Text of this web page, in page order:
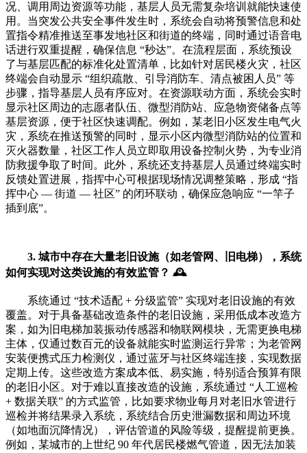
况、调用周边资源等功能，基层人员无需复杂培训就能快速使
用。当突发公共安全事件发生时，系统会自动将预警信息和处
置指令精准推送至事发地社区和街道的终端，同时通过语音电
话进行双重提醒，确保信息 “秒达”。在流程层面，系统预设
了与基层匹配的标准化处置清单，比如针对居民楼火灾，社区
终端会自动显示 “组织疏散、引导消防车、清点被困人员” 等
步骤，指导基层人员有序应对。在资源联动方面，系统会实时
显示社区周边的志愿者队伍、微型消防站、应急物资储备点等
基层资源，便于社区快速调配。例如，某老旧小区发生电气火
灾，系统在推送预警的同时，显示小区内微型消防站的位置和
灭火器数量，社区工作人员立即取用设备控制火势，为专业消
防救援争取了时间。此外，系统还支持基层人员通过终端实时
反馈处置进展，指挥中心可根据现场情况调整策略，形成 “指
挥中心 — 街道 — 社区” 的闭环联动，确保应急响应 “一竿子
插到底”。
3. 城市中存在大量老旧设施（如老管网、旧电梯），系统
如何实现对这类设施的有效监管？ 🕰️
系统通过 “技术适配 + 分级监管” 实现对老旧设施的有效
覆盖。对于具备基础改造条件的老旧设施，采用低成本改造方
案，如为旧电梯加装振动传感器和物联网模块，无需更换电梯
主体，仅通过数百元的设备就能实时监测运行异常；为老管网
安装便携式压力检测仪，通过蓝牙与社区终端连接，实现数据
定期上传。这些改造方案成本低、易实施，特别适合预算有限
的老旧小区。对于难以直接改造的设施，系统通过 “人工巡检
+ 数据关联” 的方式监管，比如要求物业每月对老旧水管进行
巡检并将结果录入系统，系统结合历史泄漏数据和周边环境
（如地面沉降情况），评估管道的风险等级，提醒提前更换。
例如，某城市的上世纪 90 年代居民楼燃气管道，因无法加装